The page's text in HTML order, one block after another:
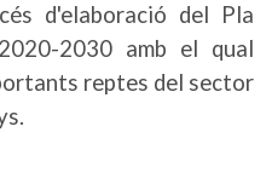
d'elaboració del Pla
2030 amb el qual
reptes del sector